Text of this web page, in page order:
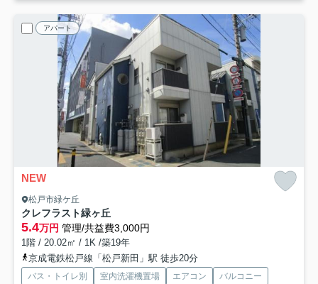
アパート
NEW
松戸市緑ケ丘
クレフラスト緑ヶ丘
5.4万円 管理/共益費3,000円
1階 / 20.02㎡ / 1K /築19年
京成電鉄松戸線「松戸新田」駅 徒歩20分
バス・トイレ別 室内洗濯機置場 エアコン
バルコニー